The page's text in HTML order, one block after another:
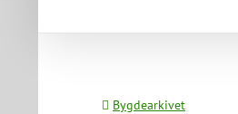
Bygdearkivet